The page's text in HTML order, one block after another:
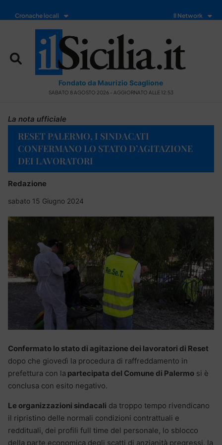
Cronache locali Il Network
Fondato da Maurizio Scaglione
SABATO 8 AGOSTO 2026 - AGGIORNATO ALLE 12:53
La nota ufficiale
RESET PALERMO, I SINDACATI
CONFERMANO LO STATO D’AGITAZIONE
DEI LAVORATORI
Redazione
sabato 15 Giugno 2024
Confermato lo stato di agitazione dei lavoratori di Reset
dopo che giovedì la procedura di raffreddamento in
prefettura con la partecipata del Comune di Palermo si è
conclusa con esito negativo.
Le organizzazioni sindacali da troppo tempo rivendicano
il ripristino delle normali condizioni contrattuali e
reddituali, dei profili full time del personale, lo sblocco
della parte economica degli scatti di anzianità pregressi, la